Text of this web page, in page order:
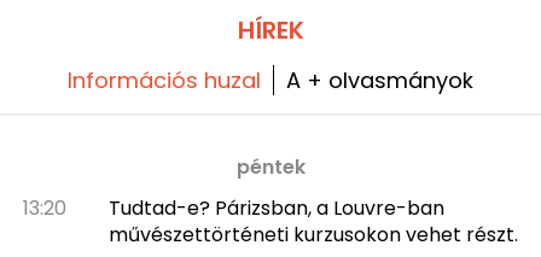
HÍREK
Információs huzal A + olvasmányok
péntek
13:20
Tudtad-e? Párizsban, a Louvre-ban
művészettörténeti kurzusokon vehet részt.